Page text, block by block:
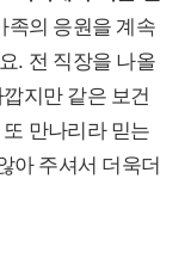
족의 응원을 계속
. 전 직장을 나올
지만 같은 보건
만나리라 믿는
아 주셔서 더욱더